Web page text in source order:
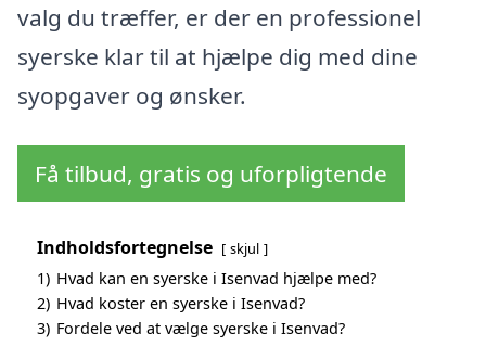
valg du træffer, er der en professionel
syerske klar til at hjælpe dig med dine
syopgaver og ønsker.
Få tilbud, gratis og uforpligtende
Indholdsfortegnelse skjul
1) Hvad kan en syerske i Isenvad hjælpe med?
2) Hvad koster en syerske i Isenvad?
3) Fordele ved at vælge syerske i Isenvad?